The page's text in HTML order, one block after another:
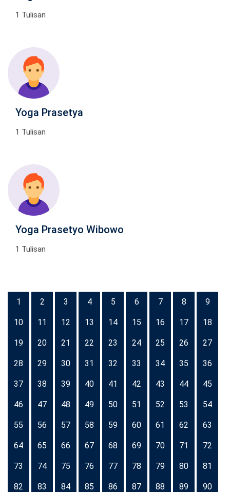
1 Tulisan
Yoga Prasetya
1 Tulisan
Yoga Prasetyo Wibowo
1 Tulisan
1 2 3 4 5 6 7 8 9
10 11 12 13 14 15 16 17 18
19 20 21 22 23 24 25 26 27
28 29 30 31 32 33 34 35 36
37 38 39 40 41 42 43 44 45
46 47 48 49 50 51 52 53 54
55 56 57 58 59 60 61 62 63
64 65 66 67 68 69 70 71 72
73 74 75 76 77 78 79 80 81
82 83 84 85 86 87 88 89 90